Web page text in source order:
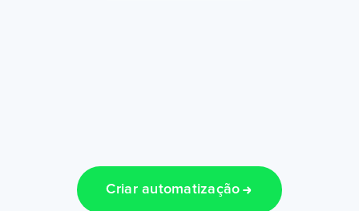
Criar automatização